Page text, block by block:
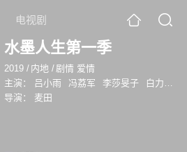
电视剧
水墨人生第一季
2019 / 内地 /剧情 爱情
主演：
吕小雨 冯荔军 李莎旻子 白力嘎
导演：
麦田